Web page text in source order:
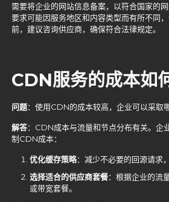
需要将企业的网站信息备案，以符合国家的
要求可能因服务地区和内容类型而有所不同
前，建议咨询供应商，确保符合法律规定。
CDN服务的成本如
问题：使用CDN的成本较高，企业可以采取
解答：CDN成本与流量和节点分布有关。企
制CDN成本：
优化缓存策略：减少不必要的回源请求
选择适合的供应商套餐：根据企业的流
或带宽套餐。